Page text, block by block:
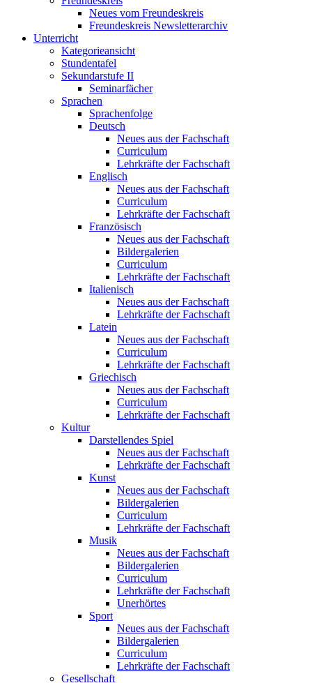
Neues vom Freundeskreis
Freundeskreis Newsletterarchiv
Unterricht
Kategorieansicht
Stundentafel
Sekundarstufe II
Seminarfächer
Sprachen
Sprachenfolge
Deutsch
Neues aus der Fachschaft
Curriculum
Lehrkräfte der Fachschaft
Englisch
Neues aus der Fachschaft
Curriculum
Lehrkräfte der Fachschaft
Französisch
Neues aus der Fachschaft
Bildergalerien
Curriculum
Lehrkräfte der Fachschaft
Italienisch
Neues aus der Fachschaft
Lehrkräfte der Fachschaft
Latein
Neues aus der Fachschaft
Curriculum
Lehrkräfte der Fachschaft
Griechisch
Neues aus der Fachschaft
Curriculum
Lehrkräfte der Fachschaft
Kultur
Darstellendes Spiel
Neues aus der Fachschaft
Lehrkräfte der Fachschaft
Kunst
Neues aus der Fachschaft
Bildergalerien
Curriculum
Lehrkräfte der Fachschaft
Musik
Neues aus der Fachschaft
Bildergalerien
Curriculum
Lehrkräfte der Fachschaft
Unerhörtes
Sport
Neues aus der Fachschaft
Bildergalerien
Curriculum
Lehrkräfte der Fachschaft
Gesellschaft